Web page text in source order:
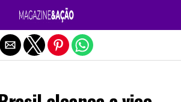
Sair da versão mobile